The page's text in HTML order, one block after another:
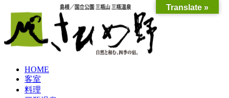
HOME
客室
料理
Translate »